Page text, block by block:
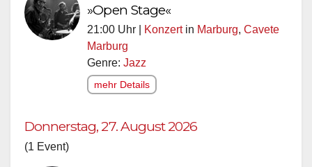
»Open Stage«
21:00 Uhr | Konzertin Marburg, Cavete
Marburg
Genre: Jazz
mehr Details
Donnerstag, 27. August 2026
(1 Event)